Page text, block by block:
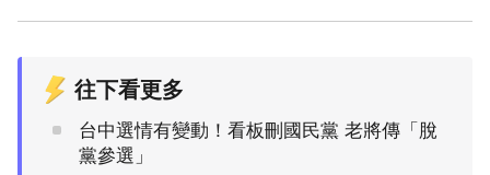
往下看更多
台中選情有變動！看板刪國民黨 老將傳「脫
黨參選」